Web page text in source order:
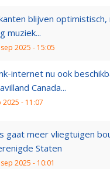
blijven optimistisch,
muziek...
2025 - 15:05
internet nu ook
Canada...
2025 - 11:07
gaat meer vliegtuigen
Staten
2025 - 10:01